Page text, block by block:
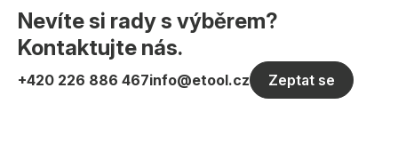
Nevíte si rady s výběrem?
Kontaktujte nás.
+420 226 886 467info@etool.cz Zeptat se